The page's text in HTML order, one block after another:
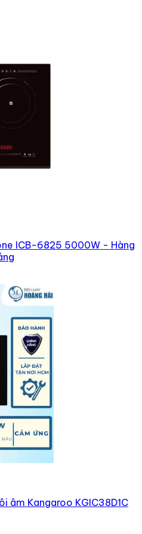
ICB-6825 5000W - Hàng
âm Kangaroo KGIC38D1C